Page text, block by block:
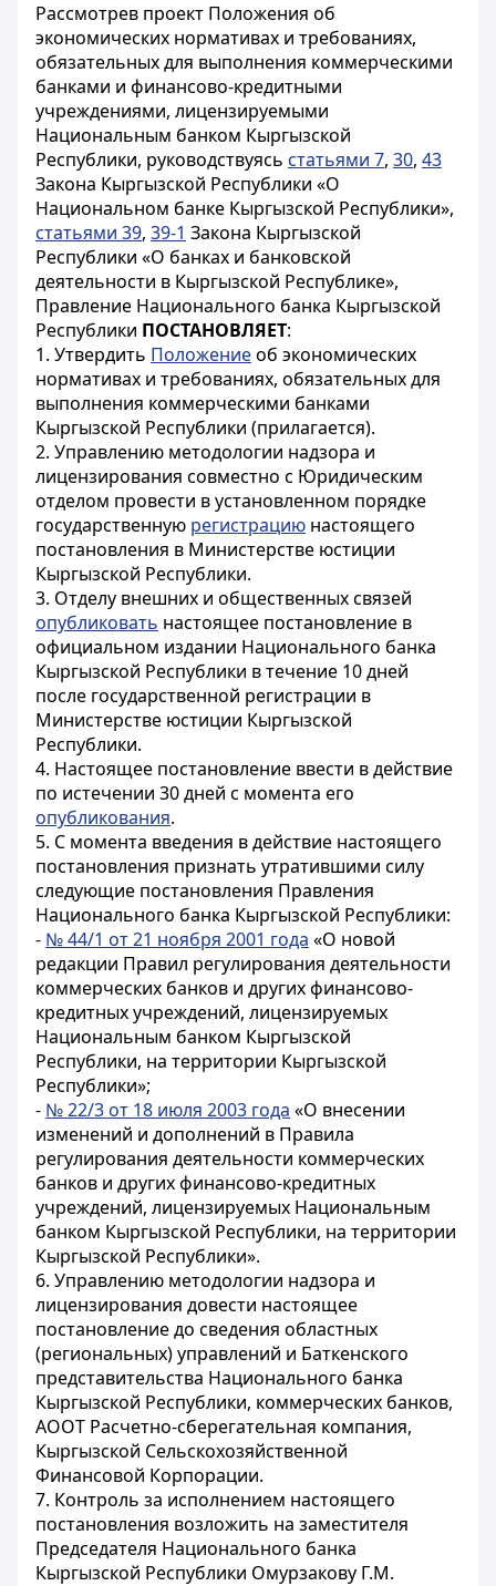
Рассмотрев проект Положения об
экономических нормативах и требованиях,
обязательных для выполнения коммерческими
банками и финансово-кредитными
учреждениями, лицензируемыми
Национальным банком Кыргызской
Республики, руководствуясь статьями 7, 30, 43
Закона Кыргызской Республики «О
Национальном банке Кыргызской Республики»,
статьями 39, 39-1 Закона Кыргызской
Республики «О банках и банковской
деятельности в Кыргызской Республике»,
Правление Национального банка Кыргызской
Республики ПОСТАНОВЛЯЕТ:
1. Утвердить Положениеоб экономических
нормативах и требованиях, обязательных для
выполнения коммерческими банками
Кыргызской Республики (прилагается).
2. Управлению методологии надзора и
лицензирования совместно с Юридическим
отделом провести в установленном порядке
государственную регистрацию настоящего
постановления в Министерстве юстиции
Кыргызской Республики.
3. Отделу внешних и общественных связей
опубликовать настоящее постановление в
официальном издании Национального банка
Кыргызской Республики в течение 10 дней
после государственной регистрации в
Министерстве юстиции Кыргызской
Республики.
4. Настоящее постановление ввести в действие
по истечении 30 дней с момента его
опубликования.
5. С момента введения в действие настоящего
постановления признать утратившими силу
следующие постановления Правления
Национального банка Кыргызской Республики:
- № 44/1 от 21 ноября 2001 года «О новой
редакции Правил регулирования деятельности
коммерческих банков и других финансово-
кредитных учреждений, лицензируемых
Национальным банком Кыргызской
Республики, на территории Кыргызской
Республики»;
- № 22/3 от 18 июля 2003 года «О внесении
изменений и дополнений в Правила
регулирования деятельности коммерческих
банков и других финансово-кредитных
учреждений, лицензируемых Национальным
банком Кыргызской Республики, на территории
Кыргызской Республики».
6. Управлению методологии надзора и
лицензирования довести настоящее
постановление до сведения областных
(региональных) управлений и Баткенского
представительства Национального банка
Кыргызской Республики, коммерческих банков,
АООТ Расчетно-сберегательная компания,
Кыргызской Сельскохозяйственной
Финансовой Корпорации.
7. Контроль за исполнением настоящего
постановления возложить на заместителя
Председателя Национального банка
Кыргызской Республики Омурзакову Г.М.